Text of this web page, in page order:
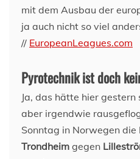
mit dem Ausbau der
ja auch nicht so viel
// EuropeanLeagues.com
Pyrotechnik ist doch
Ja, das hätte hier
aber irgendwie
Sonntag in Norwegen die
Trondheim gegen